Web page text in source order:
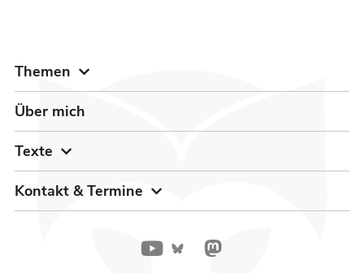
Themen
Über mich
Texte
Kontakt & Termine